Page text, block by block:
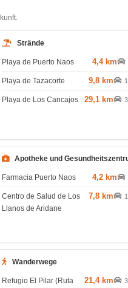
Strände
Playa de Puerto Naos 4,4 km
Playa de Tazacorte 9,8 km
Playa de Los Cancajos 29,1 km
Apotheke und
Farmacia Puerto Naos 4,2 km
Centro de Salud de Los
Llanos de Aridane
7,8 km
Wanderwege
Refugio El Pilar (Ruta
21,4 km